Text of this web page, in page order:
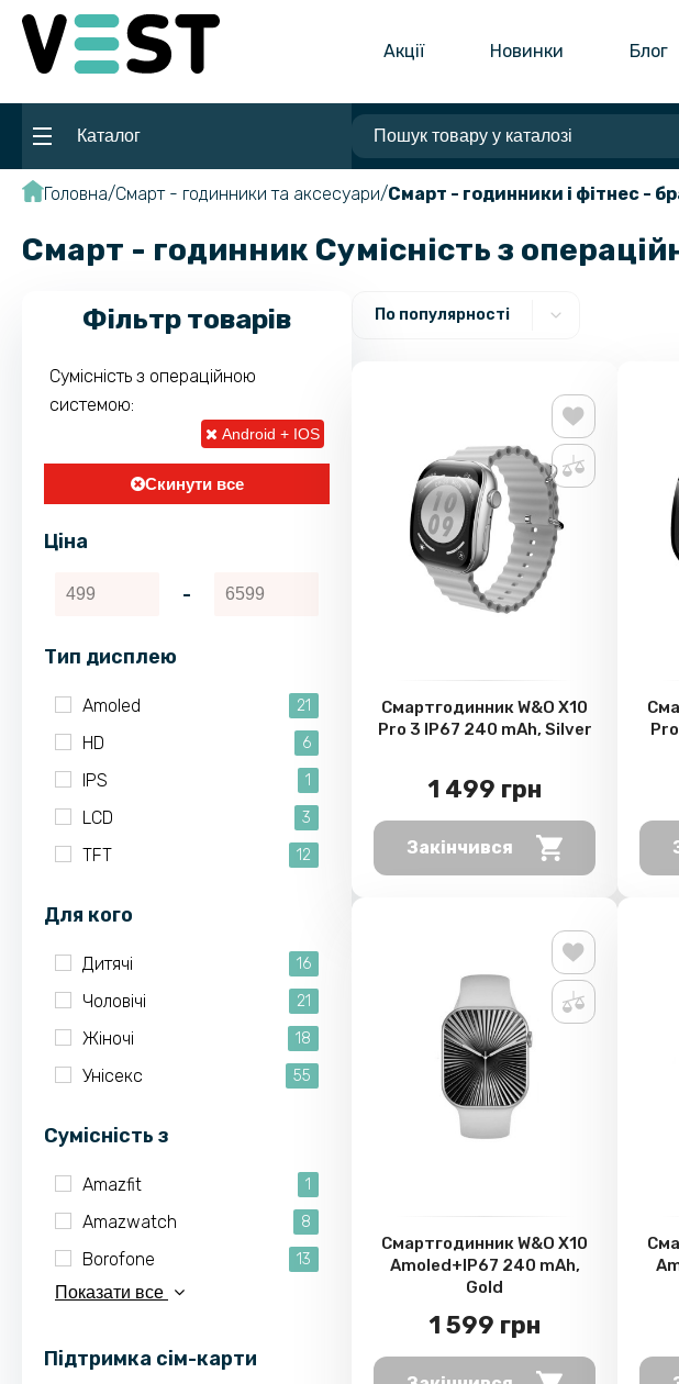
Акції Новинки Блог
Каталог
Головна Смарт - годинники та аксесуари Смарт - годинники і фітнес -
Смарт - годинник Сумісність з
Фільтр товарів
Сумісність з операційною
системою:
Android + IOS
Скинути все
Ціна
-
Тип дисплею
Amoled 21
HD 6
IPS 1
LCD 3
TFT 12
Для кого
Дитячі 16
Чоловічі 21
Жіночі 18
Унісекс 55
Cумісність з
Amazfit 1
Amazwatch 8
Borofone
13
Показати все
Підтримка сім-карти
По популярності
Смартгодинник W&O X10
Pro 3 IP67 240 mAh, Silver
1 499 грн
Закінчився
Смартгодинник W&O X10
Amoled+IP67 240 mAh,
Gold
1 599 грн